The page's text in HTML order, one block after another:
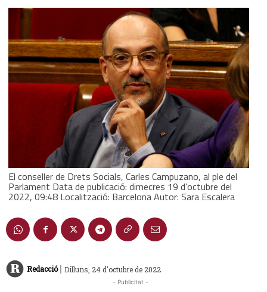
El conseller de Drets Socials, Carles Campuzano, al ple del
Parlament Data de publicació: dimecres 19 d’octubre del
2022, 09:48 Localització: Barcelona Autor: Sara Escalera
Redacció | Dilluns, 24 d'octubre de 2022
- Publicitat -